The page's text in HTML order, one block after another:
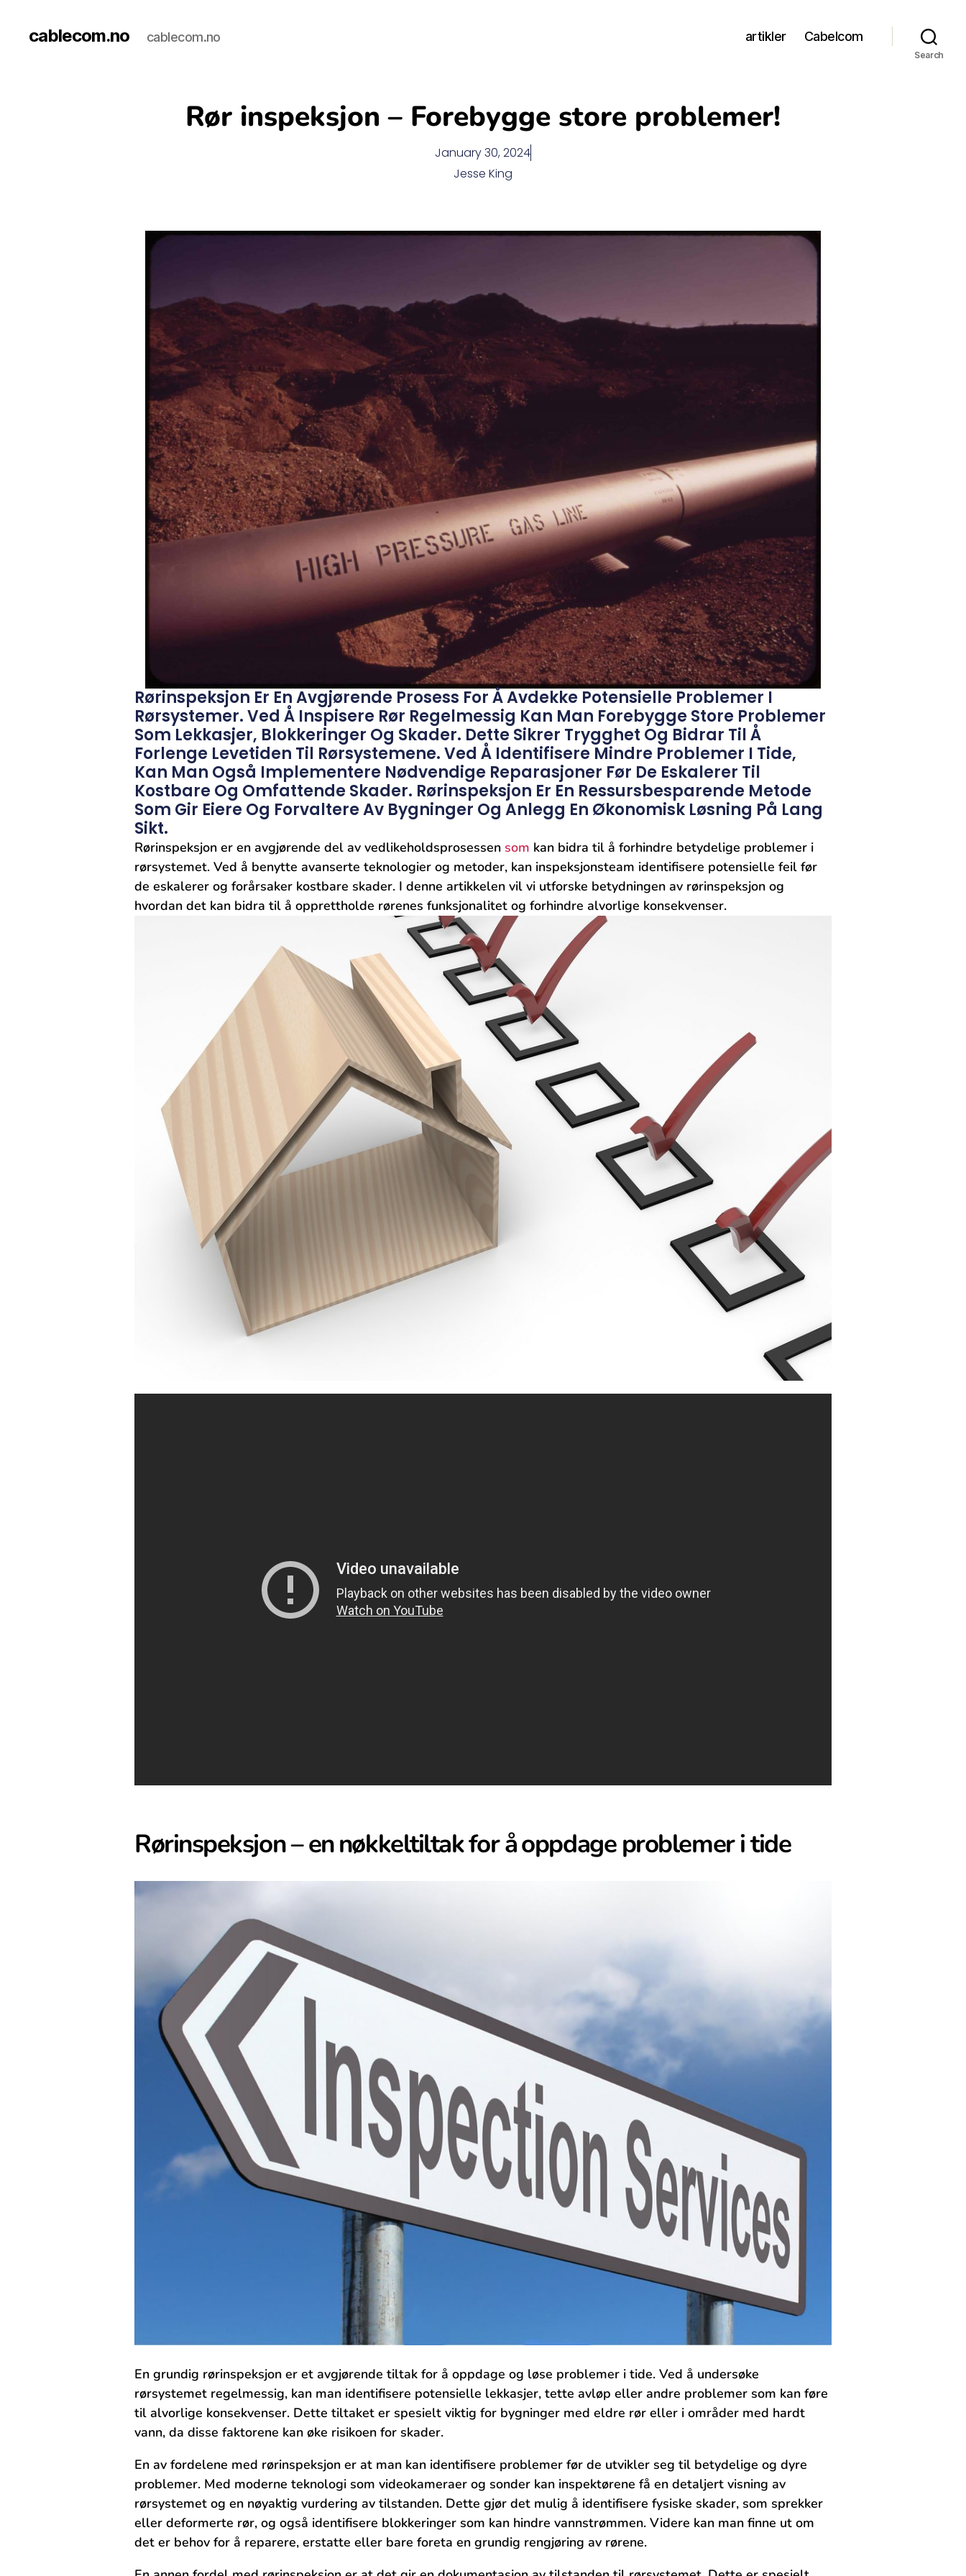
cablecom.no cablecom.no artikler Cabelcom
Search
Rør inspeksjon – Forebygge store problemer!
January 30, 2024
Jesse King
Rørinspeksjon Er En Avgjørende Prosess For Å Avdekke Potensielle Problemer I
Rørsystemer. Ved Å Inspisere Rør Regelmessig Kan Man Forebygge Store Problemer
Som Lekkasjer, Blokkeringer Og Skader. Dette Sikrer Trygghet Og Bidrar Til Å
Forlenge Levetiden Til Rørsystemene. Ved Å Identifisere Mindre Problemer I Tide,
Kan Man Også Implementere Nødvendige Reparasjoner Før De Eskalerer Til
Kostbare Og Omfattende Skader. Rørinspeksjon Er En Ressursbesparende Metode
Som Gir Eiere Og Forvaltere Av Bygninger Og Anlegg En Økonomisk Løsning På Lang
Sikt.
Rørinspeksjon er en avgjørende del av vedlikeholdsprosessen som ⁤kan bidra til å forhindre betydelige problemer i
rørsystemet. Ved å benytte ⁤avanserte teknologier og metoder, kan inspeksjonsteam identifisere potensielle ⁢feil før
de ‍eskalerer og forårsaker​ kostbare skader. ⁤I ⁢denne ‍artikkelen vil⁣ vi utforske‌ betydningen av rørinspeksjon ⁢og
⁢hvordan ⁣det kan​ bidra ‍til å opprettholde rørenes funksjonalitet og forhindre ⁢alvorlige konsekvenser.
Rørinspeksjon – en⁢ nøkkeltiltak⁣ for å⁢ oppdage problemer i tide
En grundig rørinspeksjon er et ​avgjørende tiltak⁤ for å ⁢oppdage ‌og‍ løse⁢ problemer i tide. Ved å ‍undersøke
rørsystemet regelmessig, kan man​ identifisere potensielle lekkasjer,‍ tette‍ avløp eller andre problemer som kan ⁣føre
til alvorlige​ konsekvenser. ⁢Dette tiltaket er spesielt viktig for bygninger med ⁣eldre rør eller i områder ‍med ​hardt
vann, da disse faktorene‌ kan øke risikoen for skader.
En av ⁣fordelene‍ med rørinspeksjon er at man ⁢kan identifisere ‌problemer før⁢ de utvikler seg til betydelige og ⁢dyre⁢
problemer. Med‍ moderne teknologi som videokameraer og sonder kan inspektørene få en detaljert visning av
rørsystemet ‌og en nøyaktig vurdering av tilstanden. ⁣Dette gjør ⁤det ‍mulig å identifisere fysiske skader,‌ som sprekker
‌eller‌ deformerte rør, og ​også identifisere‍ blokkeringer som​ kan hindre vannstrømmen. Videre kan man ⁣finne ut om
det er behov for å reparere, ‌erstatte eller bare foreta en ‌grundig rengjøring av rørene.